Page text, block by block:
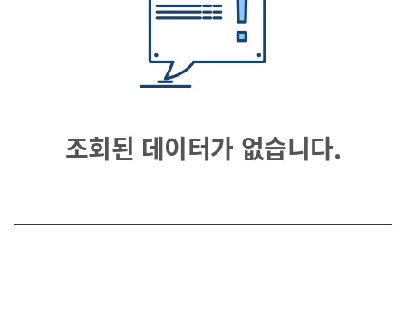
조회된 데이터가 없습니다.